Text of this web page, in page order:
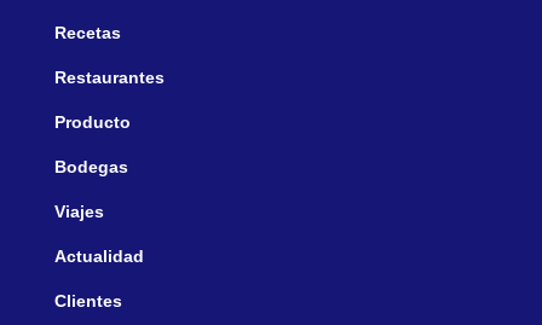
Recetas
Restaurantes
Producto
Bodegas
Viajes
Actualidad
Clientes